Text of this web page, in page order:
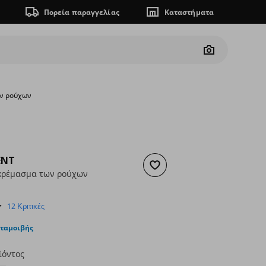
Πορεία παραγγελίας Καταστήματα
Camera
ρούχων
Προσθήκη στα αγαπημένα
των ρούχων
4.8
rating
12 Κριτικές